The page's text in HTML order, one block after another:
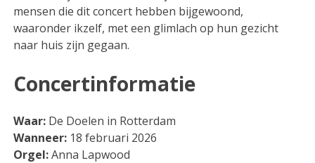
mensen die dit concert hebben bijgewoond,
waaronder ikzelf, met een glimlach op hun gezicht
naar huis zijn gegaan.
Concertinformatie
Waar: De Doelen in Rotterdam
Wanneer: 18 februari 2026
Orgel:Anna Lapwood